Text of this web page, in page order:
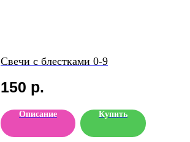
Свечи с блестками 0-9
150 р.
Описание Купить